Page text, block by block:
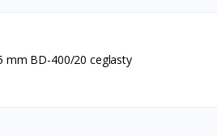
mm BD-400/20 ceglasty